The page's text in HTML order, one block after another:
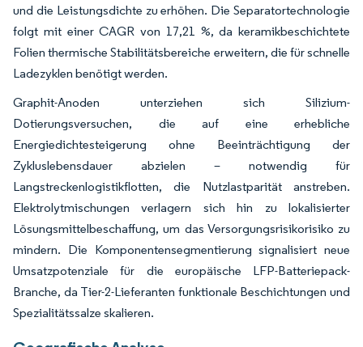
und die Leistungsdichte zu erhöhen. Die Separatortechnologie
folgt mit einer CAGR von 17,21 %, da keramikbeschichtete
Folien thermische Stabilitätsbereiche erweitern, die für schnelle
Ladezyklen benötigt werden.
Graphit-Anoden unterziehen sich Silizium-
Dotierungsversuchen, die auf eine erhebliche
Energiedichtesteigerung ohne Beeinträchtigung der
Zykluslebensdauer abzielen – notwendig für
Langstreckenlogistikflotten, die Nutzlastparität anstreben.
Elektrolytmischungen verlagern sich hin zu lokalisierter
Lösungsmittelbeschaffung, um das Versorgungsrisikorisiko zu
mindern. Die Komponentensegmentierung signalisiert neue
Umsatzpotenziale für die europäische LFP-Batteriepack-
Branche, da Tier-2-Lieferanten funktionale Beschichtungen und
Spezialitätssalze skalieren.